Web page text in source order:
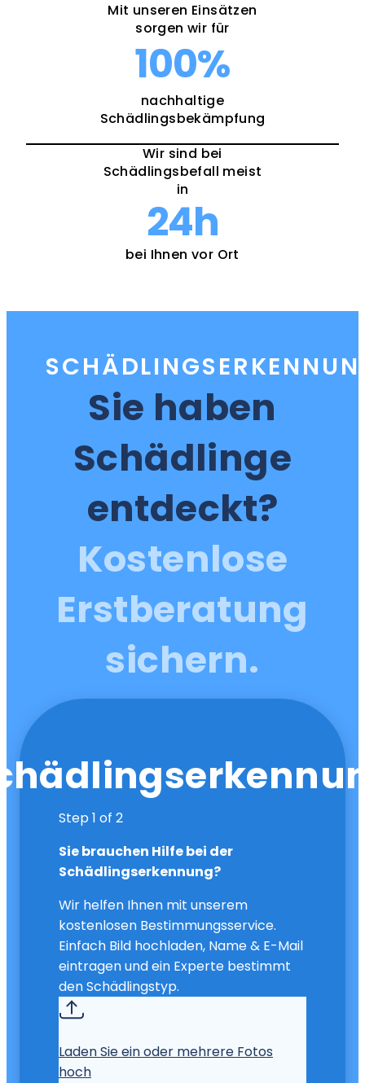
Mit unseren Einsätzen
sorgen wir für
100%
nachhaltige
Schädlingsbekämpfung
Wir sind bei
Schädlingsbefall meist
in
24h
bei Ihnen vor Ort
Sie haben
Schädlinge
entdeckt?
Kostenlose
Erstberatung
sichern.